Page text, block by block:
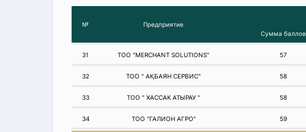
№ Предприятие
Сумма баллов
31 ТОО "MERCHANT SOLUTIONS" 57
32 ТОО " АҚБАЯН СЕРВИС" 58
33 ТОО " ХАССАК АТЫРАУ " 58
34 ТОО "ГАЛИОН АГРО" 59